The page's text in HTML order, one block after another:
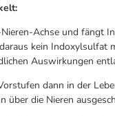
Achse und fängt
kein Indoxylsulfat
Auswirkungen
dann in der
über die Nieren